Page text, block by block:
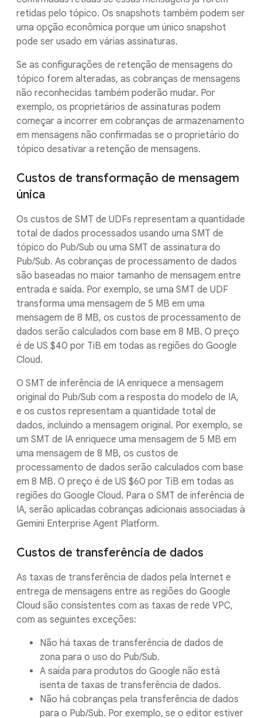
retidas pelo tópico. Os snapshots também podem ser
uma opção econômica porque um único snapshot
pode ser usado em várias assinaturas.
Se as configurações de retenção de mensagens do
tópico forem alteradas, as cobranças de mensagens
não reconhecidas também poderão mudar. Por
exemplo, os proprietários de assinaturas podem
começar a incorrer em cobranças de armazenamento
em mensagens não confirmadas se o proprietário do
tópico desativar a retenção de mensagens.
Custos de transformação de mensagem
única
Os custos de SMT de UDFs representam a quantidade
total de dados processados usando uma SMT de
tópico do Pub/Sub ou uma SMT de assinatura do
Pub/Sub. As cobranças de processamento de dados
são baseadas no maior tamanho de mensagem entre
entrada e saída. Por exemplo, se uma SMT de UDF
transforma uma mensagem de 5 MB em uma
mensagem de 8 MB, os custos de processamento de
dados serão calculados com base em 8 MB. O preço
é de US $40 por TiB em todas as regiões do Google
Cloud.
O SMT de inferência de IA enriquece a mensagem
original do Pub/Sub com a resposta do modelo de IA,
e os custos representam a quantidade total de
dados, incluindo a mensagem original. Por exemplo, se
um SMT de IA enriquece uma mensagem de 5 MB em
uma mensagem de 8 MB, os custos de
processamento de dados serão calculados com base
em 8 MB. O preço é de US $60 por TiB em todas as
regiões do Google Cloud. Para o SMT de inferência de
IA, serão aplicadas cobranças adicionais associadas à
Gemini Enterprise Agent Platform.
Custos de transferência de dados
As taxas de transferência de dados pela Internet e
entrega de mensagens entre as regiões do Google
Cloud são consistentes com as taxas de rede VPC,
com as seguintes exceções:
Não há taxas de transferência de dados de
zona para o uso do Pub/Sub.
A saída para produtos do Google não está
isenta de taxas de transferência de dados.
Não há cobranças pela transferência de dados
para o Pub/Sub. Por exemplo, se o editor estiver